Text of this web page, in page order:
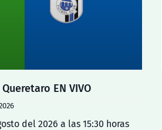
EN VIVO
del 2026 a las 15:30 horas